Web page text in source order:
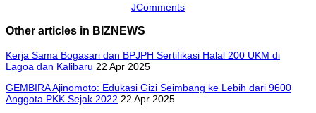
JComments
Other articles in BIZNEWS
Kerja Sama Bogasari dan BPJPH Sertifikasi Halal 200 UKM di
Lagoa dan Kalibaru 22 Apr 2025
GEMBIRA Ajinomoto: Edukasi Gizi Seimbang ke Lebih dari 9600
Anggota PKK Sejak 2022 22 Apr 2025